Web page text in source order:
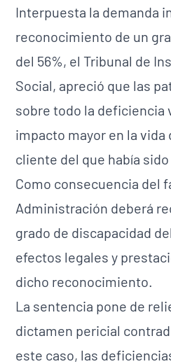
Interpuesta la demanda
reconocimiento de un
del 56%, el Tribunal de
Social, apreció que las
sobre todo la deficiencia
impacto mayor en la
cliente del que había
Como consecuencia del
Administración deberá
grado de discapacidad
efectos legales y
dicho reconocimiento.
La sentencia pone de
dictamen pericial
este caso, las